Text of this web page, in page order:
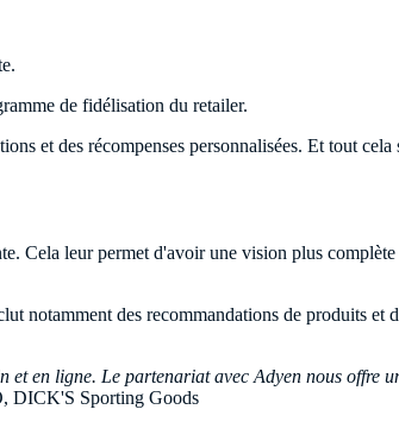
de fidélisation du retailer.
et des récompenses personnalisées. Et tout cela
Cela leur permet d'avoir une vision plus
notamment des recommandations de produits et
en ligne. Le partenariat avec Adyen nous offre
DICK'S Sporting Goods